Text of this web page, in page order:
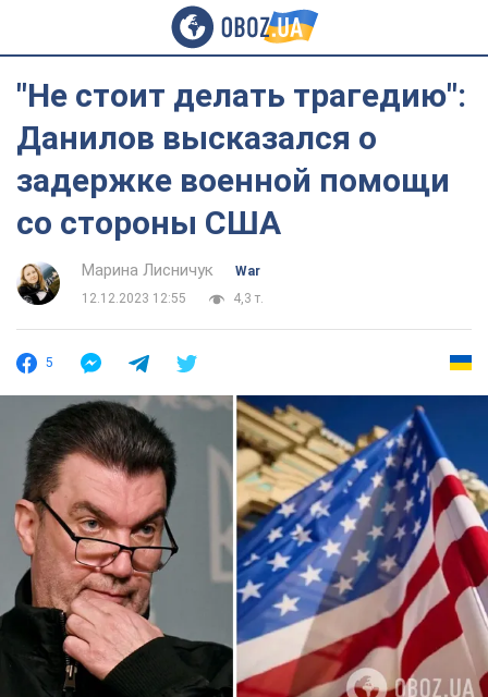
"Не стоит делать трагедию":
Данилов высказался о
задержке военной помощи
со стороны США
Марина Лисничук
War
12.12.2023 12:55
4,3 т.
5